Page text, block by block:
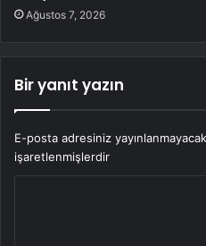
Ağustos 7, 2026
Bir yanıt yazın
E-posta adresiniz
işaretlenmişlerdir